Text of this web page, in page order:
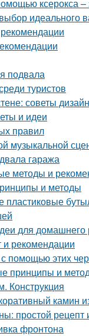
ксерокса –
идеального
подвала
туристов
советы
и идеи
правил
музыкальной
гаража
методы и
и методы
пластиковые
для домашнего
и рекомендации
помощью этих
принципы и
Конструкция
камин
простой рецепт
фронтона